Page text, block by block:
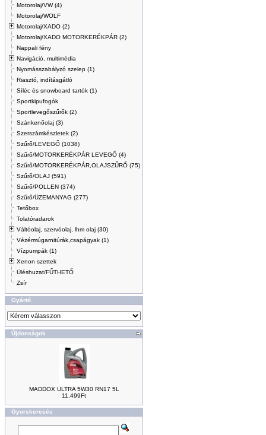
Motorolaj/VW (4)
Motorolaj/WOLF
Motorolaj/XADO (2)
Motorolaj/XADO MOTORKERÉKPÁR (2)
Nappali fény
Navigáció, multimédia
Nyomásszabályzó szelep (1)
Riasztó, indításgátló
Síléc és snowboard tartók (1)
Sportkipufogók
Sportlevegőszűrők (2)
Szánkenőolaj (3)
Szerszámkészletek (2)
Szűrő/LEVEGŐ (1038)
Szűrő/MOTORKERÉKPÁR LEVEGŐ (4)
Szűrő/MOTORKERÉKPÁR,OLAJSZŰRŐ (75)
Szűrő/OLAJ (591)
Szűrő/POLLEN (374)
Szűrő/ÜZEMANYAG (277)
Tetőbox
Tolatóradarok
Váltóolaj, szervóolaj, lhm olaj (30)
Vézérmúgarnitúrák,csapágyak (1)
Vízpumpák (1)
Xenon szettek
Üléshuzat/FŰTHETŐ
Zsír
Gyártó
Újdonságok
MADDOX ULTRA 5W30 RN17 5L
11.499Ft
Gyorskeresés